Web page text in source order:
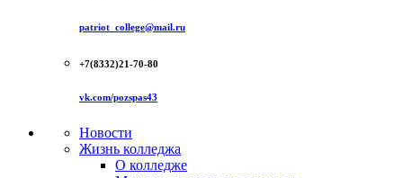
patriot_college@mail.ru
+7(8332)21-70-80
vk.com/pozspas43
Новости
Жизнь колледжа
О колледже